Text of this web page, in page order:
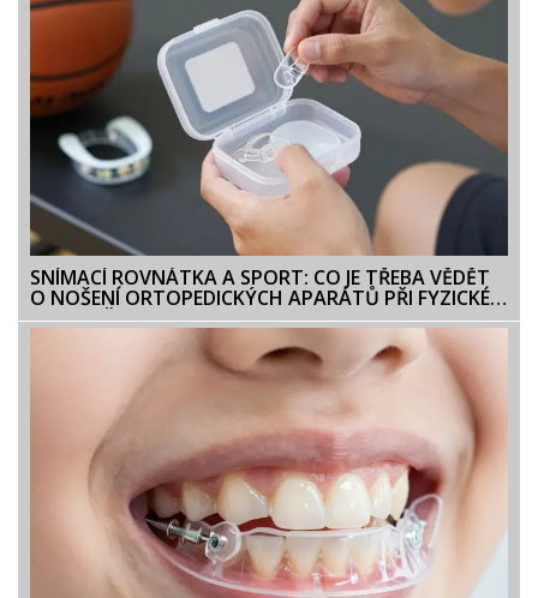
SNÍMACÍ ROVNÁTKA A SPORT: CO JE TŘEBA VĚDĚT
O NOŠENÍ ORTOPEDICKÝCH APARÁTŮ PŘI FYZICKÉ
AKTIVITĚ